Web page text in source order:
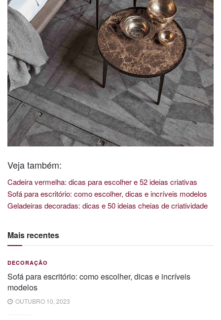
Veja também:
Cadeira vermelha: dicas para escolher e 52 ideias criativas
Sofá para escritório: como escolher, dicas e incríveis modelos
Geladeiras decoradas: dicas e 50 ideias cheias de criatividade
Mais recentes
DECORAÇÃO
Sofá para escritório: como escolher, dicas e incríveis
modelos
OUTUBRO 10, 2023